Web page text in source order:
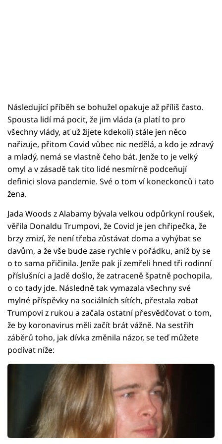
Následující příběh se bohužel opakuje až příliš často.
Spousta lidí má pocit, že jim vláda (a platí to pro
všechny vlády, ať už žijete kdekoli) stále jen něco
nařizuje, přitom Covid vůbec nic nedělá, a kdo je zdravý
a mladý, nemá se vlastně čeho bát. Jenže to je velký
omyl a v zásadě tak tito lidé nesmírně podceňují
definici slova pandemie. Své o tom ví koneckonců i tato
žena.
Jada Woods z Alabamy bývala velkou odpůrkyní roušek,
věřila Donaldu Trumpovi, že Covid je jen chřipečka, že
brzy zmizí, že není třeba zůstávat doma a vyhýbat se
davům, a že vše bude zase rychle v pořádku, aniž by se
o to sama přičinila. Jenže pak jí zemřeli hned tři rodinní
příslušníci a Jadě došlo, že zatraceně špatně pochopila,
o co tady jde. Následně tak vymazala všechny své
mylné příspěvky na sociálních sítích, přestala zobat
Trumpovi z rukou a začala ostatní přesvědčovat o tom,
že by koronavirus měli začít brát vážně. Na sestřih
záběrů toho, jak dívka změnila názor, se teď můžete
podívat níže: